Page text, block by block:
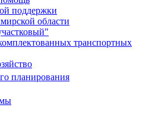
поддержки
области
транспортных
планирования